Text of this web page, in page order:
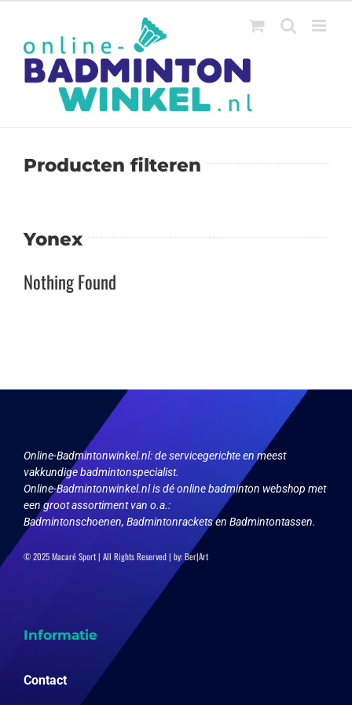
inhoud
Producten filteren
Yonex
Nothing Found
Online-Badmintonwinkel.nl:de servicegerichte en meest
vakkundige badmintonspecialist.
Online-Badmintonwinkel.nl is dé online badminton webshop met
een groot assortiment van o.a.:
Badmintonschoenen, Badmintonrackets en Badmintontassen.
© 2025 Macaré Sport | All Rights Reserved | by:Ber|Art
Informatie
Contact